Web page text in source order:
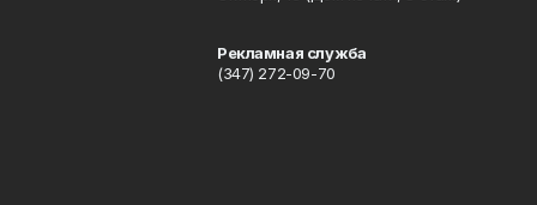
Рекламная служба
(347) 272-09-70